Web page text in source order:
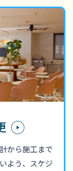
から施工まで
よう、スケジ